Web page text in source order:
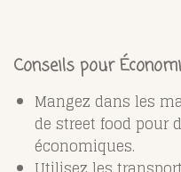
Conseils pour
Mangez dans les
de street food pour
économiques.